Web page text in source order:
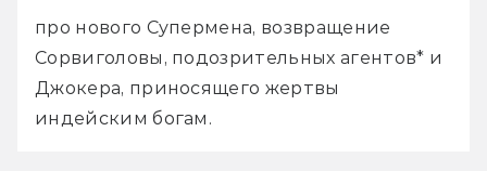
про нового Супермена, возвращение
Сорвиголовы, подозрительных агентов* и
Джокера, приносящего жертвы
индейским богам.